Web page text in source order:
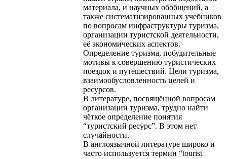
материала, и научных обобщений, а
также систематизированных учебников
по вопросам инфраструктуры туризма,
организации туристской деятельности,
её экономических аспектов.
Определение туризма, побудительные
мотивы к совершению туристических
поездок и путешествий. Цели туризма,
взаимообусловленность целей и
ресурсов.
В литературе, посвящённой вопросам
организации туризма, трудно найти
чёткое определение понятия
“туристский ресурс”. В этом нет
случайности.
В англоязычной литературе широко и
часто используется термин “tourist